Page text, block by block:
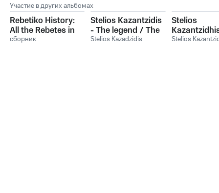
Участие в других альбомах
Rebetiko History:
All the Rebetes in
the World
сборник
Stelios Kazantzidis
- The legend / The
Best Greek Popular
Stelios Kazadzidis
Stelios
/ Singers of
Stelios